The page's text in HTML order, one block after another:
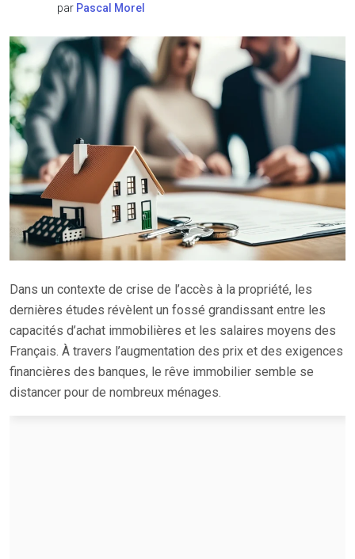
par Pascal Morel
Dans un contexte de crise de l’accès à la propriété, les
dernières études révèlent un fossé grandissant entre les
capacités d’achat immobilières et les salaires moyens des
Français. À travers l’augmentation des prix et des exigences
financières des banques, le rêve immobilier semble se
distancer pour de nombreux ménages.